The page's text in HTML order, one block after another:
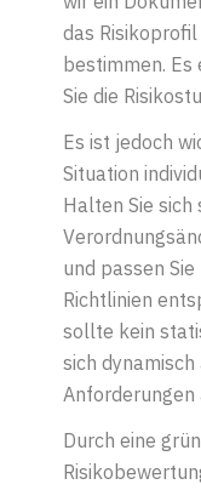
das
bestimmen.
Sie die
Es ist jedoch
Situation
Halten Sie
und passen
Richtlinien
sollte kein
sich
Anforderungen
Durch eine